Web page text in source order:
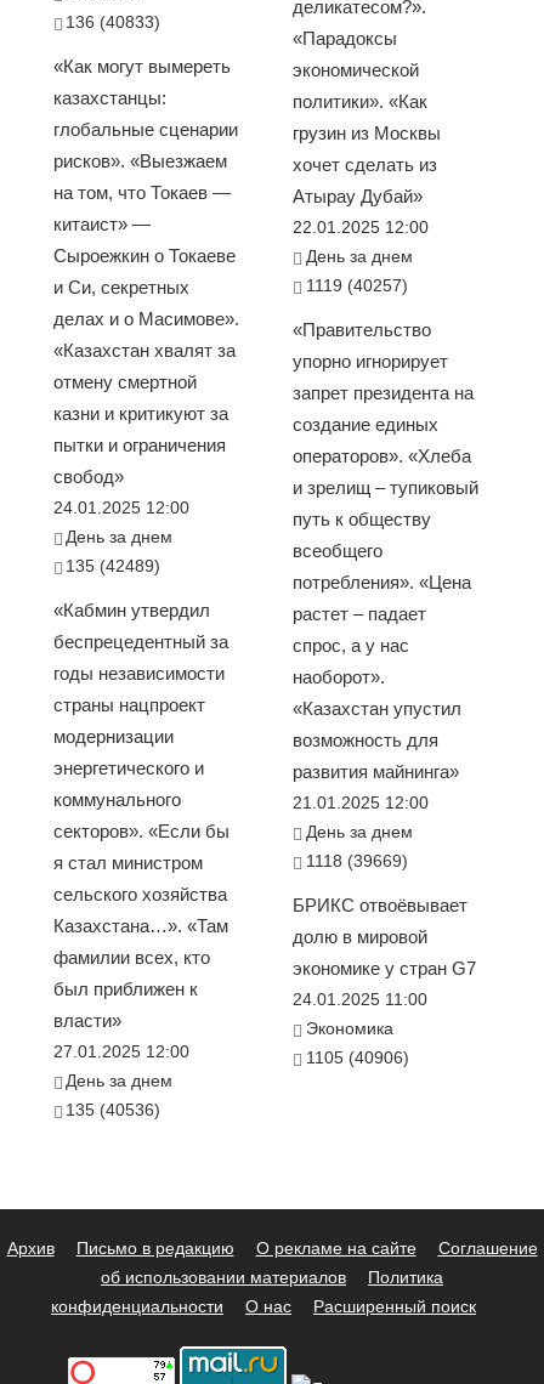
136 (40833)
«Как могут вымереть
казахстанцы:
глобальные сценарии
рисков». «Выезжаем
на том, что Токаев —
китаист» —
Сыроежкин о Токаеве
и Си, секретных
делах и о Масимове».
«Казахстан хвалят за
отмену смертной
казни и критикуют за
пытки и ограничения
свобод»
24.01.2025 12:00
День за днем
135 (42489)
«Кабмин утвердил
беспрецедентный за
годы независимости
страны нацпроект
модернизации
энергетического и
коммунального
секторов». «Если бы
я стал министром
сельского хозяйства
Казахстана…». «Там
фамилии всех, кто
был приближен к
власти»
27.01.2025 12:00
День за днем
135 (40536)
деликатесом?».
«Парадоксы
экономической
политики». «Как
грузин из Москвы
хочет сделать из
Атырау Дубай»
22.01.2025 12:00
День за днем
1119 (40257)
«Правительство
упорно игнорирует
запрет президента на
создание единых
операторов». «Хлеба
и зрелищ – тупиковый
путь к обществу
всеобщего
потребления». «Цена
растет – падает
спрос, а у нас
наоборот».
«Казахстан упустил
возможность для
развития майнинга»
21.01.2025 12:00
День за днем
1118 (39669)
БРИКС отвоёвывает
долю в мировой
экономике у стран G7
24.01.2025 11:00
Экономика
1105 (40906)
Архив Письмо в редакцию О рекламе на сайте
Соглашение
об использовании материалов
Политика
конфиденциальности
О нас Расширенный поиск